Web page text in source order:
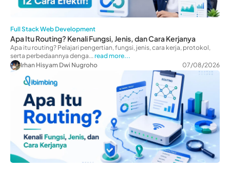
Full Stack Web Development
Apa Itu Routing? Kenali Fungsi, Jenis, dan Cara Kerjanya
Apa itu routing? Pelajari pengertian, fungsi, jenis, cara kerja, protokol,
serta perbedaannya denga...read more...
Irhan Hisyam Dwi Nugroho
07/08/2026